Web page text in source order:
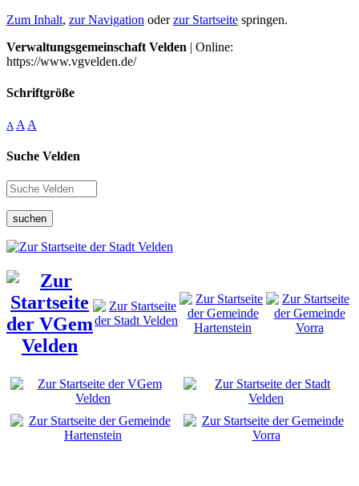
Zum Inhalt, zur Navigation oderzur Startseite springen.
Verwaltungsgemeinschaft Velden | Online:
https://www.vgvelden.de/
Schriftgröße
A A A
Suche Velden
suchen